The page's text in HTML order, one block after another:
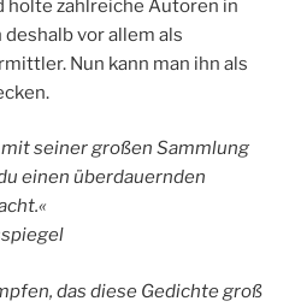
holte zahlreiche Autoren in
vor allem als
Nun kann man ihn als
seiner großen Sammlung
einen überdauernden
das diese Gedichte groß